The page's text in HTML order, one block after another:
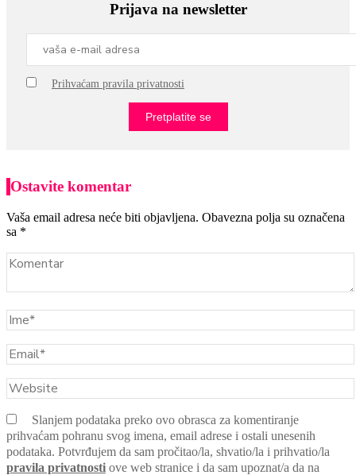
Prijava na newsletter
Prihvaćam pravila privatnosti
Ostavite komentar
Vaša email adresa neće biti objavljena. Obavezna polja su označena
sa *
Slanjem podataka preko ovo obrasca za komentiranje
prihvaćam pohranu svog imena, email adrese i ostali unesenih
podataka. Potvrđujem da sam pročitao/la, shvatio/la i prihvatio/la
pravila privatnosti ove web stranice i da sam upoznat/a da na